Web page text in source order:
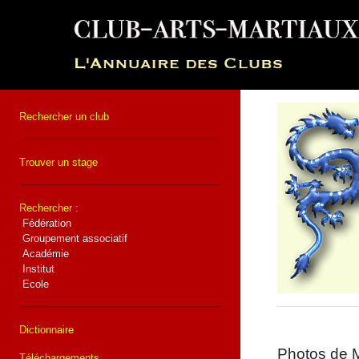
Rechercher un club
Trouver un stage
Rechercher :
Fédération
Groupement associatif
Académie
Institut
Ecole
Dictionnaire
Photos de